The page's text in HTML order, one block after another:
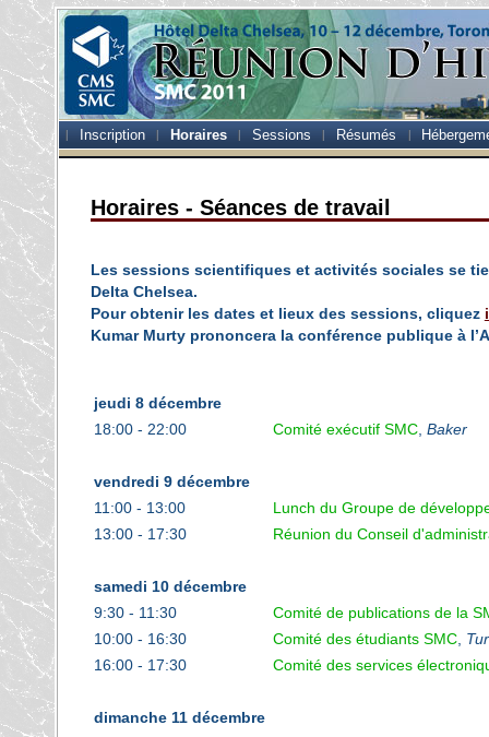
Inscription Horaires Sessions Résumés
Horaires - Séances de travail
Les sessions scientifiques et activités sociales se
Delta Chelsea.
Pour obtenir les dates et lieux des sessions, cliquez
Kumar Murty prononcera la conférence publique à
jeudi 8 décembre
18:00 - 22:00
Comité exécutif SMC, Baker
vendredi 9 décembre
11:00 - 13:00
Lunch du Groupe de
13:00 - 17:30
Réunion du Conseil
samedi 10 décembre
9:30 - 11:30
Comité de publications de la
10:00 - 16:30
Comité des étudiants SMC,
16:00 - 17:30
Comité des services
dimanche 11 décembre